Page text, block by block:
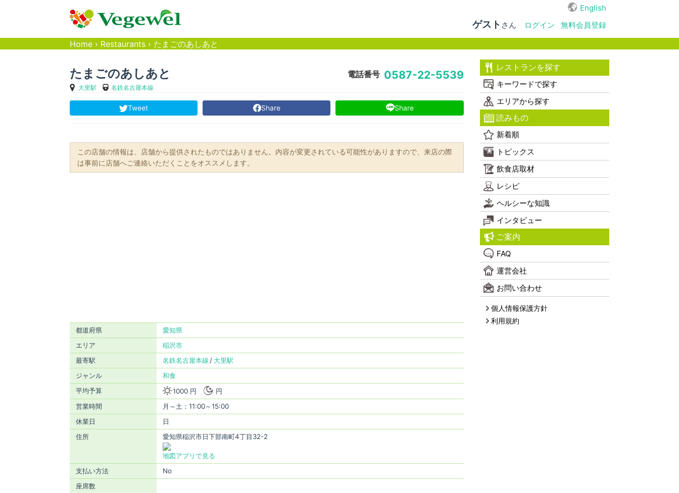
English
ゲスト さん ログイン
無料会員登録
Home › Restaurants › たまごのあしあと
たまごのあしあと
大里駅 名鉄名古屋本線
電話番号 0587-22-5539
Tweet Share Share
この店舗の情報は、店舗から提供されたものではありません。内容が変更されている可能性がありますので、来店の際
は事前に店舗へご連絡いただくことをオススメします。
都道府県
愛知県
エリア
稲沢市
最寄駅
名鉄名古屋本線
大里駅
ジャンル
和食
平均予算
1000 円
円
営業時間
月～土：11:00～15:00
休業日
日
住所
愛知県稲沢市日下部南町4丁目32-2
地図アプリで見る
支払い方法
No
座席数
レストランを探す
キーワードで探す
エリアから探す
読みもの
新着順
トピックス
飲食店取材
レシピ
ヘルシーな知識
インタビュー
ご案内
FAQ
運営会社
お問い合わせ
個人情報保護方針
利用規約